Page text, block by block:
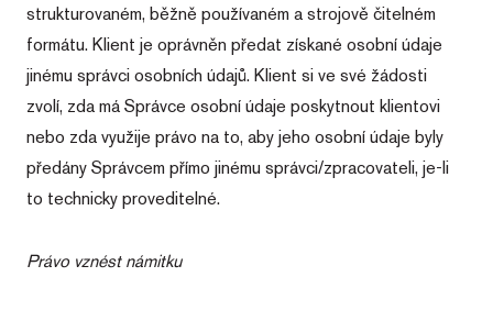
strukturovaném, běžně používaném a strojově čitelném
formátu. Klient je oprávněn předat získané osobní údaje
jinému správci osobních údajů. Klient si ve své žádosti
zvolí, zda má Správce osobní údaje poskytnout klientovi
nebo zda využije právo na to, aby jeho osobní údaje byly
předány Správcem přímo jinému správci/zpracovateli, je-li
to technicky proveditelné.
Právo vznést námitku